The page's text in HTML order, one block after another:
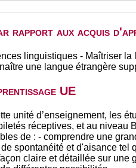
rapport aux acquis
linguistiques - Maîtriser
une langue étrangère
UE
unité d’enseignement, les
réceptives, et au niveau
de : - comprendre une
spontanéité et d'aisance tel
claire et détaillée sur une